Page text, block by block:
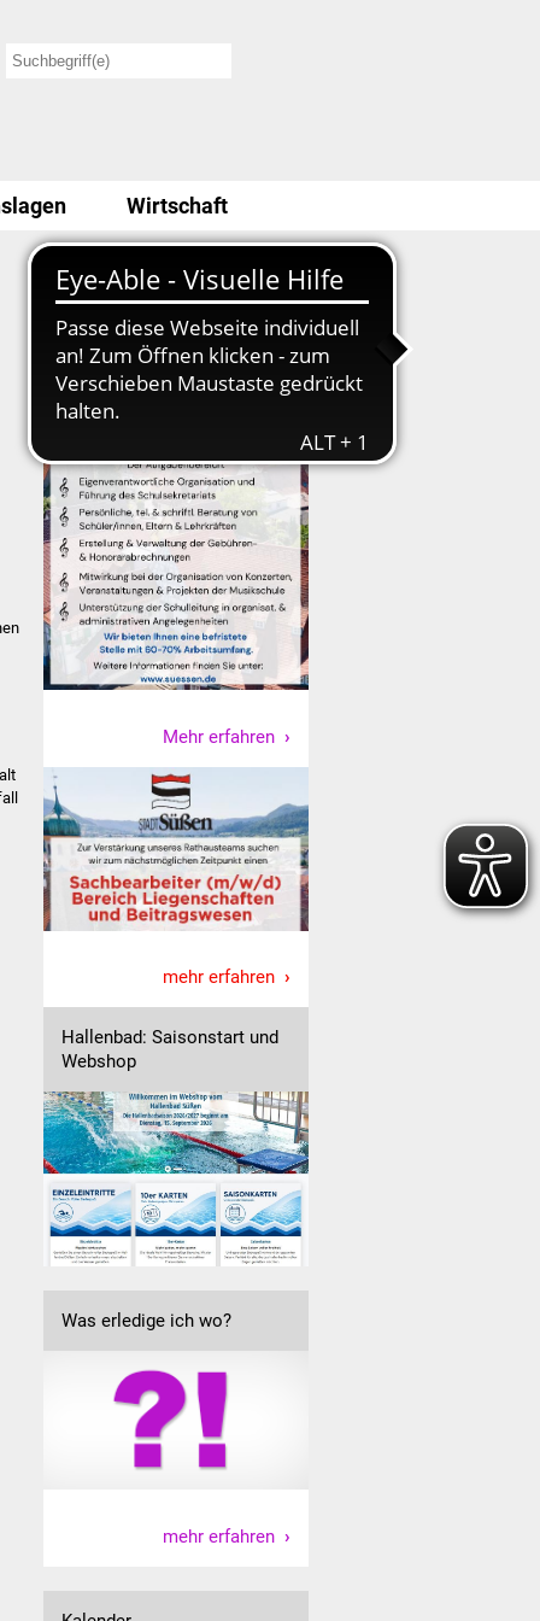
Wirtschaft
Stellenausschreibung
Mehr erfahren
mehr erfahren
Hallenbad: Saisonstart und
Webshop
Was erledige ich wo?
mehr erfahren